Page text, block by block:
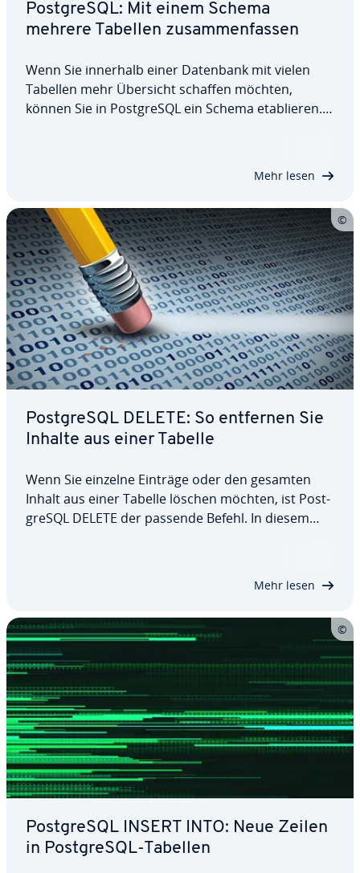
Post­greS­QL: Mit einem Schema
mehrere Tabellen zu­sam­men­fas­sen
Wenn Sie innerhalb einer Datenbank mit vielen
Tabellen mehr Übersicht schaffen möchten,
können Sie in Post­greS­QL ein Schema eta­blie­ren.
Mehr lesen
Post­greS­QL DELETE: So entfernen Sie
Inhalte aus einer Tabelle
Wenn Sie einzelne Einträge oder den gesamten
Inhalt aus einer Tabelle löschen möchten, ist Post­
greS­QL DELETE der passende Befehl. In diesem
Mehr lesen
Post­greS­QL INSERT INTO: Neue Zeilen
in Post­greS­QL-Tabellen